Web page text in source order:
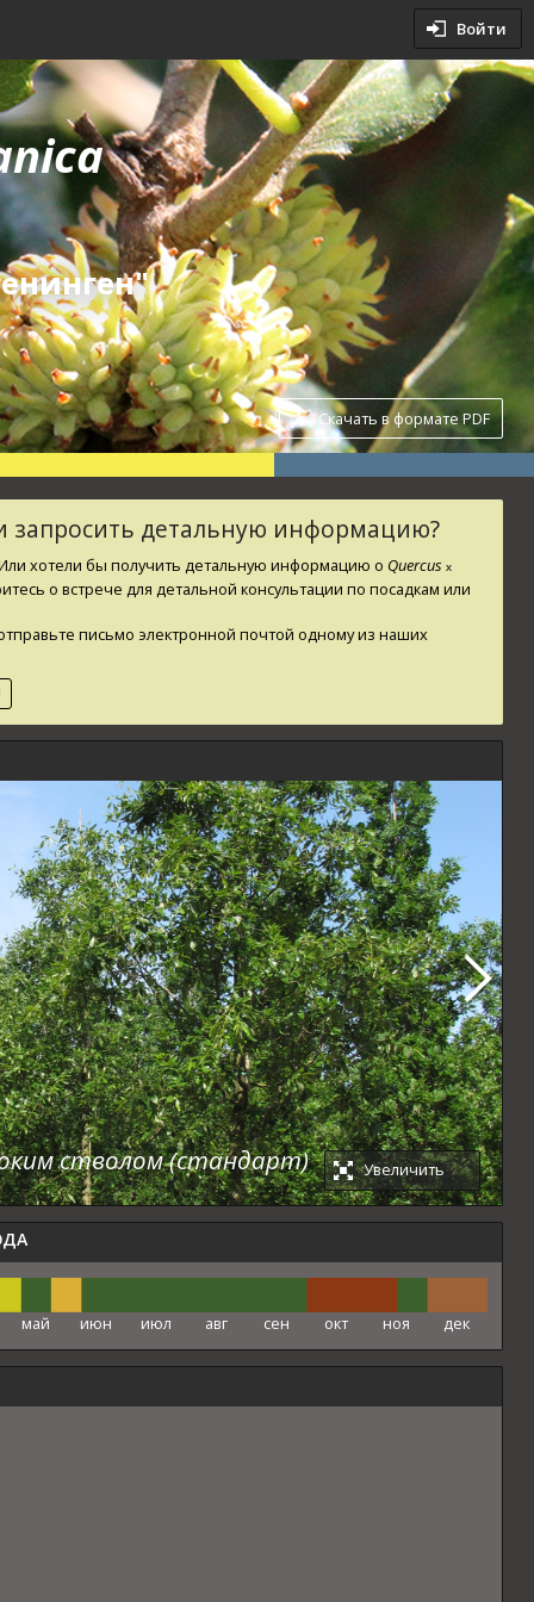
Скачать в формате PDF
запросить детальную информацию?
Или хотели бы получить детальную информацию о Quercus x
о встрече для детальной консультации по посадкам или
письмо электронной почтой одному из наших
Увеличить
стволом (стандарт)
май июн июл авг сен окт ноя дек
Войти